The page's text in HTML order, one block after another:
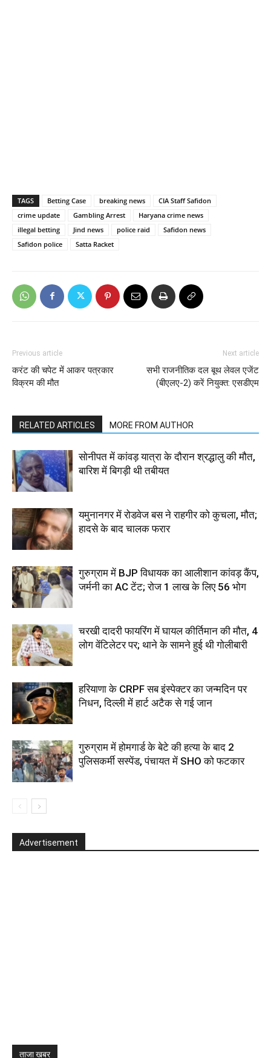
TAGS Betting Case breaking news
CIA Staff Safidon
crime update
Gambling Arrest
Haryana crime news
illegal betting
Jind news police raid
Safidon news
Safidon police
Satta Racket
Previous article
करंट की चपेट में आकर पत्रकार
विक्रम की मौत
Next article
सभी राजनीतिक दल बूथ लेवल एजेंट
(बीएलए-2) करें नियुक्त: एसडीएम
RELATED ARTICLES MORE FROM AUTHOR
सोनीपत में कांवड़ यात्रा के दौरान श्रद्धालु की मौत,
बारिश में बिगड़ी थी तबीयत
यमुनानगर में रोडवेज बस ने राहगीर को कुचला, मौत;
हादसे के बाद चालक फरार
गुरुग्राम में BJP विधायक का आलीशान कांवड़ कैंप,
जर्मनी का AC टेंट; रोज 1 लाख के लिए 56 भोग
चरखी दादरी फायरिंग में घायल कीर्तिमान की मौत, 4
लोग वेंटिलेटर पर; थाने के सामने हुई थी गोलीबारी
हरियाणा के CRPF सब इंस्पेक्टर का जन्मदिन पर
निधन, दिल्ली में हार्ट अटैक से गई जान
गुरुग्राम में होमगार्ड के बेटे की हत्या के बाद 2
पुलिसकर्मी सस्पेंड, पंचायत में SHO को फटकार
Advertisement
ताजा खबर